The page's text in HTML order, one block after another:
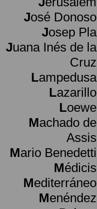
José Donoso
Josep Pla
Juana Inés de la
Cruz
Lampedusa
Lazarillo
Loewe
Machado de
Assis
Mario Benedetti
Médicis
Mediterráneo
Menéndez